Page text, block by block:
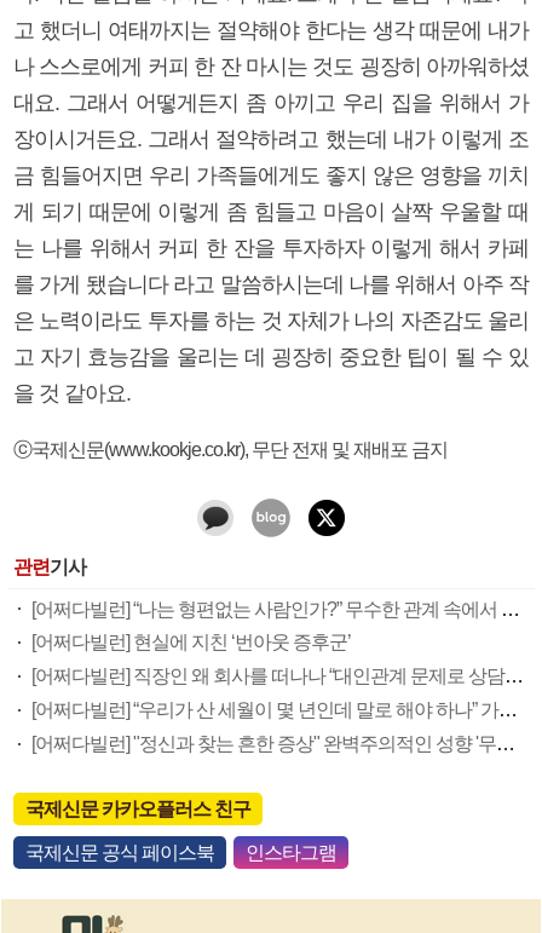
고 했더니 여태까지는 절약해야 한다는 생각 때문에 내가
나 스스로에게 커피 한 잔 마시는 것도 굉장히 아까워하셨
대요. 그래서 어떻게든지 좀 아끼고 우리 집을 위해서 가
장이시거든요. 그래서 절약하려고 했는데 내가 이렇게 조
금 힘들어지면 우리 가족들에게도 좋지 않은 영향을 끼치
게 되기 때문에 이렇게 좀 힘들고 마음이 살짝 우울할 때
는 나를 위해서 커피 한 잔을 투자하자 이렇게 해서 카페
를 가게 됐습니다 라고 말씀하시는데 나를 위해서 아주 작
은 노력이라도 투자를 하는 것 자체가 나의 자존감도 울리
고 자기 효능감을 울리는 데 굉장히 중요한 팁이 될 수 있
을 것 같아요.
ⓒ국제신문(www.kookje.co.kr), 무단 전재 및 재배포 금지
관련기사
[어쩌다빌런] “나는 형편없는 사람인가?” 무수한 관계 속에서 스트레스 받지 않으려면
[어쩌다빌런] 현실에 지친 ‘번아웃 증후군’
[어쩌다빌런] 직장인 왜 회사를 떠나나 “대인관계 문제로 상담을 많이 오시는데”
[어쩌다빌런] “우리가 산 세월이 몇 년인데 말로 해야 하나” 가족 갈등 해결점은 ‘부부 관계’에서
[어쩌다빌런] "정신과 찾는 흔한 증상" 완벽주의적인 성향 '무대공포증'
국제신문 카카오플러스 친구
국제신문 공식 페이스북 인스타그램